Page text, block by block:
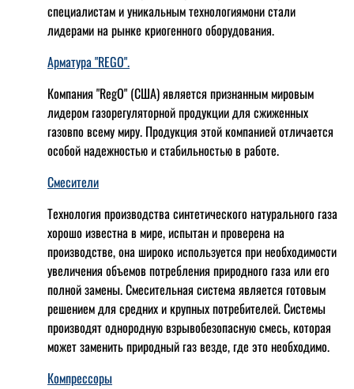
специалистам и уникальным технологиямони стали
лидерами на рынке криогенного оборудования.
Арматура "REGO".
Компания "RegO" (США) является признанным мировым
лидером газорегуляторной продукции для сжиженных
газовпо всему миру. Продукция этой компанией отличается
особой надежностью и стабильностью в работе.
Смесители
Технология производства синтетического натурального газа
хорошо известна в мире, испытан и проверена на
производстве, она широко используется при необходимости
увеличения объемов потребления природного газа или его
полной замены. Смесительная система является готовым
решением для средних и крупных потребителей. Системы
производят однородную взрывобезопасную смесь, которая
может заменить природный газ везде, где это необходимо.
Компрессоры